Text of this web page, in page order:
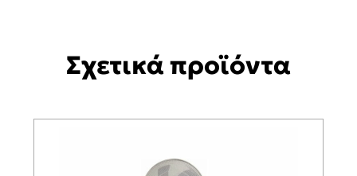
Σχετικά προϊόντα